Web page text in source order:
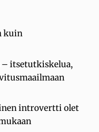
kuin
– itsetutkiskelua,
introvertti olet